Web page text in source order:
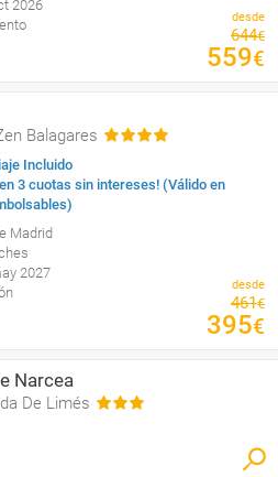
2026
desde
644€
559€
Balagares
Incluido
3 cuotas sin intereses! (Válido en
Madrid
2027
desde
461€
395€
Narcea
De Limés